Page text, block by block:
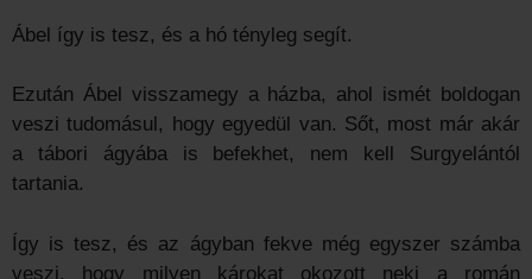
Ábel így is tesz, és a hó tényleg segít.
Ezután Ábel visszamegy a házba, ahol ismét boldogan
veszi tudomásul, hogy egyedül van. Sőt, most már akár
a tábori ágyába is befekhet, nem kell Surgyelántól
tartania.
Így is tesz, és az ágyban fekve még egyszer számba
veszi, hogy milyen károkat okozott neki a román